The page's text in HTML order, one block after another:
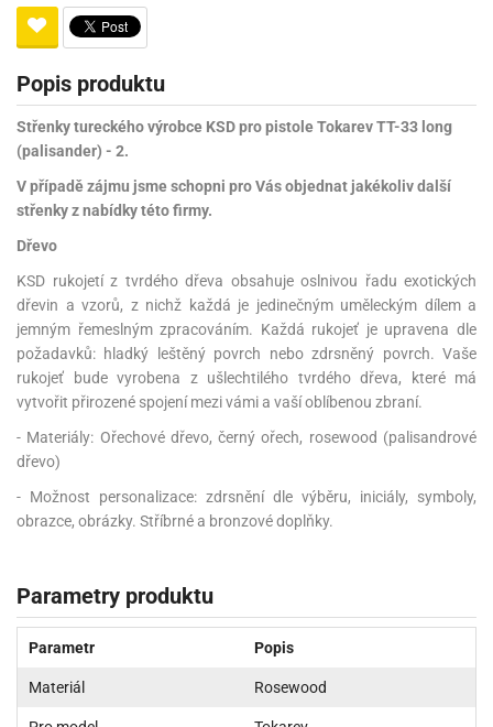
Popis produktu
Střenky tureckého výrobce KSD pro pistole Tokarev TT-33 long
(palisander) - 2.
V případě zájmu jsme schopni pro Vás objednat jakékoliv další
střenky z nabídky této firmy.
Dřevo
KSD rukojetí z tvrdého dřeva obsahuje oslnivou řadu exotických
dřevin a vzorů, z nichž každá je jedinečným uměleckým dílem a
jemným řemeslným zpracováním. Každá rukojeť je upravena dle
požadavků: hladký leštěný povrch nebo zdrsněný povrch. Vaše
rukojeť bude vyrobena z ušlechtilého tvrdého dřeva, které má
vytvořit přirozené spojení mezi vámi a vaší oblíbenou zbraní.
- Materiály: Ořechové dřevo, černý ořech, rosewood (palisandrové
dřevo)
- Možnost personalizace: zdrsnění dle výběru, iniciály, symboly,
obrazce, obrázky. Stříbrné a bronzové doplňky.
Parametry produktu
Parametr Popis
Materiál Rosewood